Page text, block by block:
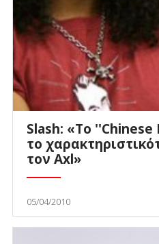
Slash: «Το
το
τον Axl»
05/04/2010